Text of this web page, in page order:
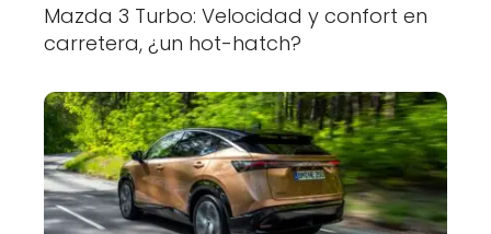
Mazda 3 Turbo: Velocidad y confort en
carretera, ¿un hot-hatch?